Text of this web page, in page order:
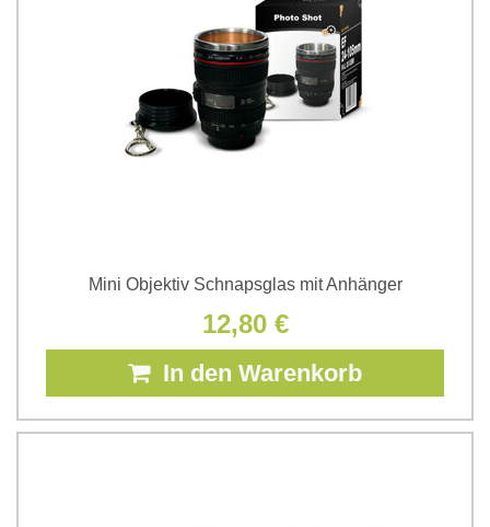
Mini Objektiv Schnapsglas mit Anhänger
12,80 €
In den Warenkorb